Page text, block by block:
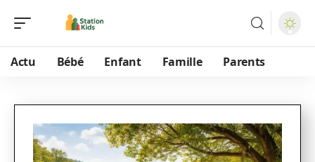
Actu Bébé Enfant Famille Parents